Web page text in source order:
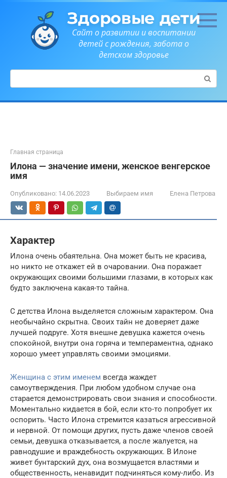
Здоровые дети
Сайт о развитии и воспитании
детей с рождения, забота о
детском здоровье
Поиск:
Главная страница
Илона — значение имени, женское венгерское
имя
Опубликовано: 14.06.2023 Выбираем имя Елена Петрова
Характер
Илона очень обаятельна. Она может быть не красива,
но никто не откажет ей в очаровании. Она поражает
окружающих своими большими глазами, в которых как
будто заключена какая-то тайна.
С детства Илона выделяется сложным характером. Она
необычайно скрытна. Своих тайн не доверяет даже
лучшей подруге. Хотя внешне девушка кажется очень
спокойной, внутри она горяча и темпераментна, однако
хорошо умеет управлять своими эмоциями.
Женщина с этим именем всегда жаждет
самоутверждения. При любом удобном случае она
старается демонстрировать свои знания и способности.
Моментально кидается в бой, если кто-то попробует их
оспорить. Часто Илона стремится казаться агрессивной
и нервной. От помощи других, пусть даже членов своей
семьи, девушка отказывается, а после жалуется, на
равнодушие и враждебность окружающих. В Илоне
живет бунтарский дух, она возмущается властями и
общественность, ненавидит подчиняться кому-либо. Из